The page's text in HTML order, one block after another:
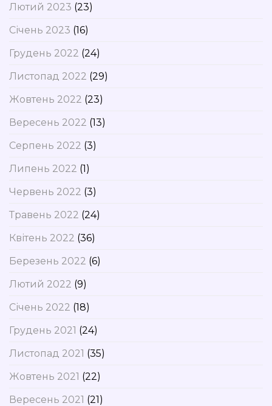
Лютий 2023 (23)
Січень 2023 (16)
Грудень 2022 (24)
Листопад 2022 (29)
Жовтень 2022 (23)
Вересень 2022 (13)
Серпень 2022 (3)
Липень 2022 (1)
Червень 2022 (3)
Травень 2022 (24)
Квітень 2022 (36)
Березень 2022 (6)
Лютий 2022 (9)
Січень 2022 (18)
Грудень 2021 (24)
Листопад 2021 (35)
Жовтень 2021 (22)
Вересень 2021 (21)